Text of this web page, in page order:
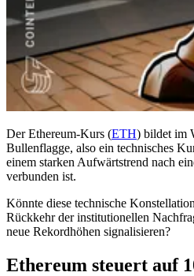
Der Ethereum-Kurs (ETH) bildet im
Bullenflagge, also ein technisches
einem starken Aufwärtstrend nach
verbunden ist.
Könnte diese technische
Rückkehr der institutionellen
neue Rekordhöhen signalisieren?
Ethereum steuert auf